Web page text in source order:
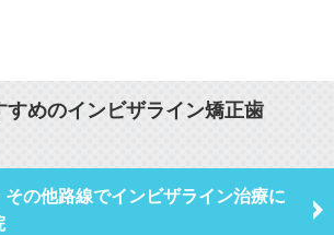
すめのインビザライン矯正歯
の他路線でインビザライン治療に